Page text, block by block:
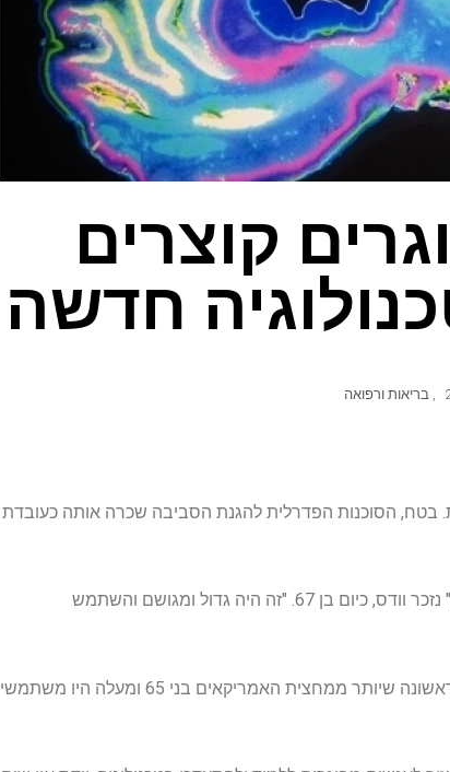
קוצרים
חדשה
, בריאות ורפואה
בטח, הסוכנות הפדרלית להגנת הסביבה שכרה אותה כעובדת
המפקח שלה "הושיב אותי והניח אותי על מכונה בשם מעבד תמלילים," נזכר וודס, כיום בן 67. "זה היה גדול ומגושם והשתמש
עשרות שנים אחר כך היא עדיין אהבה את זה. בשנת 2012 – השנה הראשונה שיותר ממחצית האמריקאים בני 65 ומעלה היו משתמשי